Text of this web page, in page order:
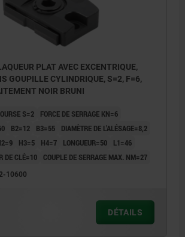
PLAT AVEC EXCENTRIQUE,
GOUPILLE CYLINDRIQUE, S=2, F=6,
NOIR BRUNI
S=2
FORCE DE SERRAGE KN=6
B2=12 B3=55
DIAMÈTRE DE L'ALÉSAGE=8,2
H3=5 H4=7 LONGUEUR=50
L1=46
DE CLÉ=10 COUPLE DE SERRAGE MAX. NM=27
10600
DÉTAILS